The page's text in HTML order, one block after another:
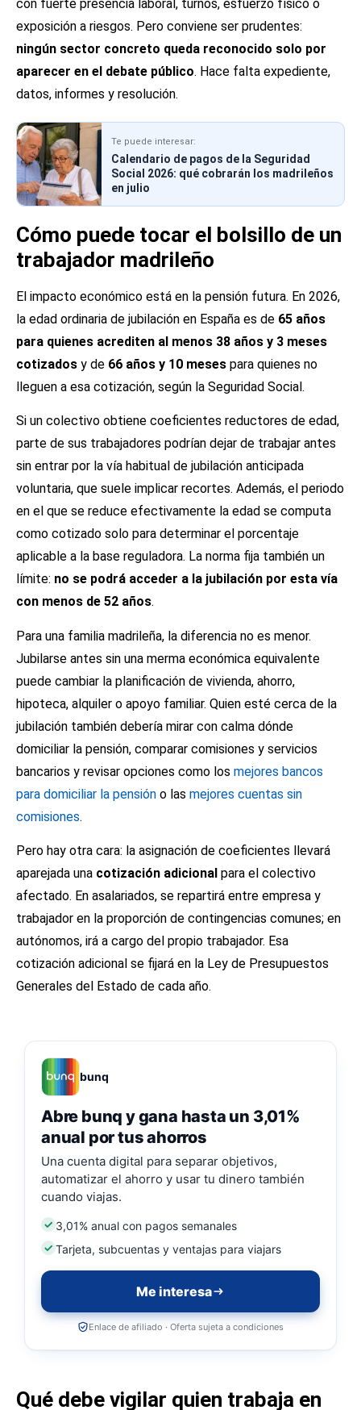
con fuerte presencia laboral, turnos, esfuerzo físico o
exposición a riesgos. Pero conviene ser prudentes:
ningún sector concreto queda reconocido solo por
aparecer en el debate público. Hace falta expediente,
datos, informes y resolución.
Te puede interesar:
Calendario de pagos de la Seguridad
Social 2026: qué cobrarán los madrileños
en julio
Cómo puede tocar el bolsillo de un
trabajador madrileño
El impacto económico está en la pensión futura. En 2026,
la edad ordinaria de jubilación en España es de 65 años
para quienes acrediten al menos 38 años y 3 meses
cotizados y de 66 años y 10 meses para quienes no
lleguen a esa cotización, según la Seguridad Social.
Si un colectivo obtiene coeficientes reductores de edad,
parte de sus trabajadores podrían dejar de trabajar antes
sin entrar por la vía habitual de jubilación anticipada
voluntaria, que suele implicar recortes. Además, el periodo
en el que se reduce efectivamente la edad se computa
como cotizado solo para determinar el porcentaje
aplicable a la base reguladora. La norma fija también un
límite: no se podrá acceder a la jubilación por esta vía
con menos de 52 años.
Para una familia madrileña, la diferencia no es menor.
Jubilarse antes sin una merma económica equivalente
puede cambiar la planificación de vivienda, ahorro,
hipoteca, alquiler o apoyo familiar. Quien esté cerca de la
jubilación también debería mirar con calma dónde
domiciliar la pensión, comparar comisiones y servicios
bancarios y revisar opciones como los mejores bancos
para domiciliar la pensión o las mejores cuentas sin
comisiones.
Pero hay otra cara: la asignación de coeficientes llevará
aparejada una cotización adicional para el colectivo
afectado. En asalariados, se repartirá entre empresa y
trabajador en la proporción de contingencias comunes; en
autónomos, irá a cargo del propio trabajador. Esa
cotización adicional se fijará en la Ley de Presupuestos
Generales del Estado de cada año.
bunq
Abre bunq y gana hasta un 3,01%
anual por tus ahorros
Una cuenta digital para separar objetivos,
automatizar el ahorro y usar tu dinero también
cuando viajas.
3,01% anual con pagos semanales
Tarjeta, subcuentas y ventajas para viajars
Me interesa
Enlace de afiliado · Oferta sujeta a condiciones
Qué debe vigilar quien trabaja en